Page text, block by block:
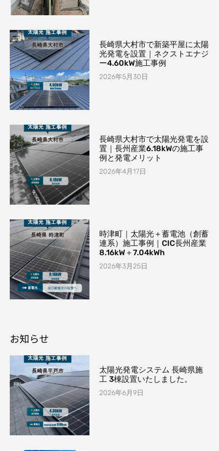
長崎県大村市で新築平屋に太陽
光発電を設置｜ネクストエナジ
ー4.60kW施工事例
2026年5月30日
長崎県大村市で太陽光発電を設
置｜長州産業6.18kWの施工事
例と発電メリット
2026年4月17日
時津町｜太陽光＋蓄電池（創蓄
連系）施工事例｜CIC長州産業
8.16kW＋7.04kWh
2026年3月25日
お知らせ
太陽光発電システム 長崎県施
工 3棟設置いたしました。
2026年6月9日